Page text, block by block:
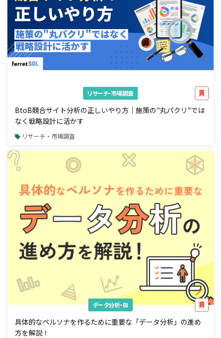
リサーチ・市場調査
BtoB競合サイト分析の正しいやり方｜施策の"丸パクリ"では
なく戦略設計に活かす
リサーチ・市場調査
データ分析・BI
具体的なペルソナを作るために重要な「データ分析」の進め
方を解説！